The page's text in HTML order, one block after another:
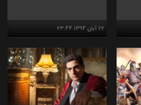
۲۲ آبان ۱۳۹۴ ۲۳:۴۴